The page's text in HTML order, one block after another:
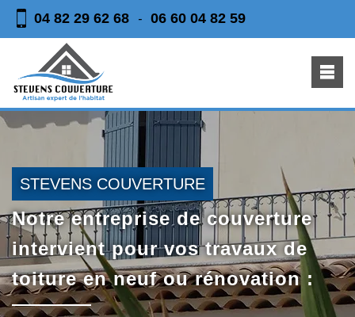
04 82 29 62 68 - 06 60 04 82 59
STEVENS COUVERTURE
Notre entreprise de couverture
intervient pour vos travaux de
toiture en neuf ou rénovation :